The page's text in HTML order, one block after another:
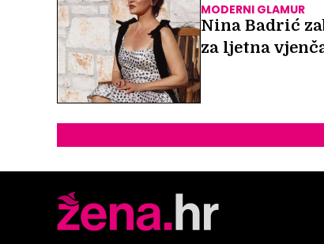
MODERNI GLAMUR
Nina Badrić
za ljetna